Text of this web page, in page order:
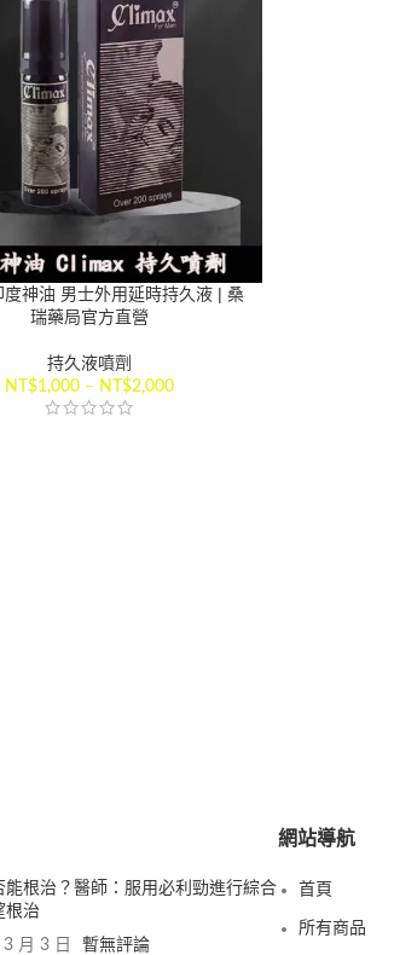
度神油 男士外用延時持久液 | 桑
瑞藥局官方直營
持久液噴劑
NT$1,000 – NT$2,000
能根治？醫師：服用必利勁進行綜合
根治
月 3 日 暫無評論
網站導航
首頁
所有商品